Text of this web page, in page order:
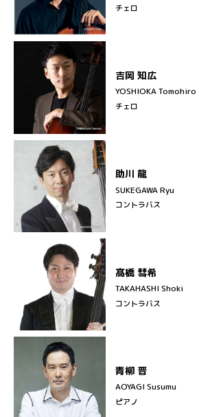
チェロ
吉岡 知広
YOSHIOKA Tomohiro
チェロ
助川 龍
SUKEGAWA Ryu
コントラバス
髙橋 彗希
TAKAHASHI Shoki
コントラバス
青柳 晋
AOYAGI Susumu
ピアノ